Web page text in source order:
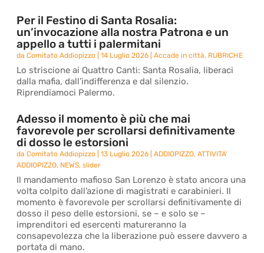
Per il Festino di Santa Rosalia:
un’invocazione alla nostra Patrona e un
appello a tutti i palermitani
daComitato Addiopizzo |14 Luglio 2026 |Accade in città, RUBRICHE
Lo striscione ai Quattro Canti: Santa Rosalia, liberaci
dalla mafia, dall’indifferenza e dal silenzio.
Riprendiamoci Palermo.
Adesso il momento è più che mai
favorevole per scrollarsi definitivamente
di dosso le estorsioni
daComitato Addiopizzo |13 Luglio 2026 |ADDIOPIZZO,ATTIVITA'
ADDIOPIZZO, NEWS,slider
Il mandamento mafioso San Lorenzo è stato ancora una
volta colpito dall’azione di magistrati e carabinieri. Il
momento è favorevole per scrollarsi definitivamente di
dosso il peso delle estorsioni, se – e solo se –
imprenditori ed esercenti matureranno la
consapevolezza che la liberazione può essere davvero a
portata di mano.